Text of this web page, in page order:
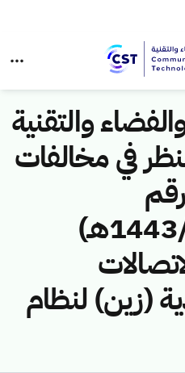
والتقنية
في مخالفات
(4374236/ق/1443هـ)
(زين) لنظام